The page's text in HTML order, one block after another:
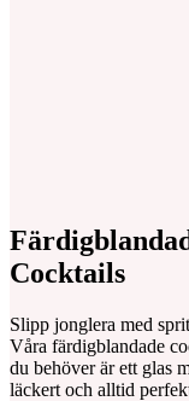
Cocktails
Slipp jonglera med
Våra färdigblandade
du behöver är ett glas
läckert och alltid